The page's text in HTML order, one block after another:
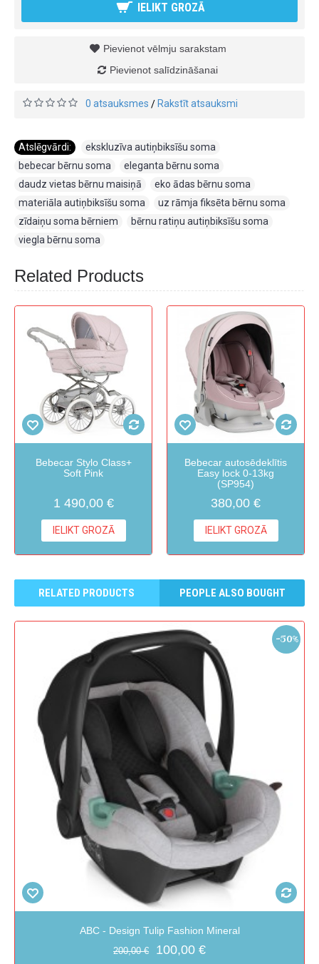
IELIKT GROZĀ
Pievienot vēlmju sarakstam
Pievienot salīdzināšanai
0 atsauksmes / Rakstīt atsauksmi
Atslēgvārdi: ekskluzīva autiņbiksīšu soma
bebecar bērnu soma
eleganta bērnu soma
daudz vietas bērnu maisiņā
eko ādas bērnu soma
materiāla autiņbiksīšu soma
uz rāmja fiksēta bērnu soma
zīdaiņu soma bērniem
bērnu ratiņu autiņbiksīšu soma
viegla bērnu soma
Related Products
Bebecar Stylo Class+
Soft Pink
1 490,00 €
IELIKT GROZĀ
Bebecar autosēdeklītis
Easy lock 0-13kg
(SP954)
380,00 €
IELIKT GROZĀ
RELATED PRODUCTS PEOPLE ALSO BOUGHT
-50%
ABC - Design Tulip Fashion Mineral
200,00 € 100,00 €